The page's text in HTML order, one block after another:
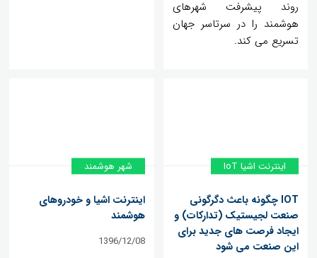
روند پیشرفت شهرهای
هوشمند را در سرتاسر جهان
تسریع می کند.
اینترنت اشیا IoT
IOT چگونه باعث دگرگونی
صنعت لجیستیک (تدارکات) و
ایجاد فرصت های جدید برای
این صنعت می شود
شهر هوشمند
اینترنت اشیا و خودروهای
هوشمند
1396/12/08